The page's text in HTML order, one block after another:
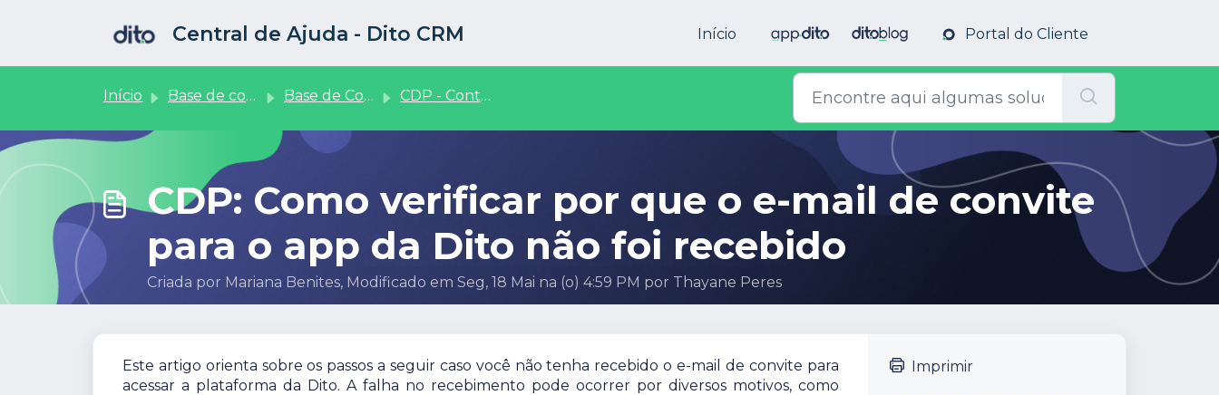
Central de Ajuda - Dito CRM Início Portal do Cliente
Início Base de conhecimento Base de Conhecimento CDP - Contas e Perfis
CDP: Como verificar por que o e-mail de convite
para o app da Dito não foi recebido
Criada por Mariana Benites, Modificado em Seg, 18 Mai na (o) 4:59 PM por Thayane Peres
Este artigo orienta sobre os passos a seguir caso você não tenha recebido o e-mail de convite para
acessar a plataforma da Dito. A falha no recebimento pode ocorrer por diversos motivos, como
Imprimir